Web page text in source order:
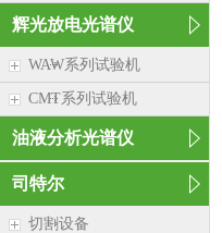
辉光放电光谱仪
WAW系列试验机
CMT系列试验机
油液分析光谱仪
司特尔
切割设备